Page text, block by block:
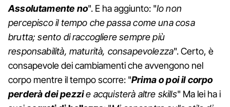
Assolutamente no". E ha aggiunto: "Io non
percepisco il tempo che passa come una cosa
brutta; sento di raccogliere sempre più
responsabilità, maturità, consapevolezza". Certo, è
consapevole dei cambiamenti che avvengono nel
corpo mentre il tempo scorre: "Prima o poi il corpo
perderà dei pezzie acquisterà altre skills" Ma lei ha i